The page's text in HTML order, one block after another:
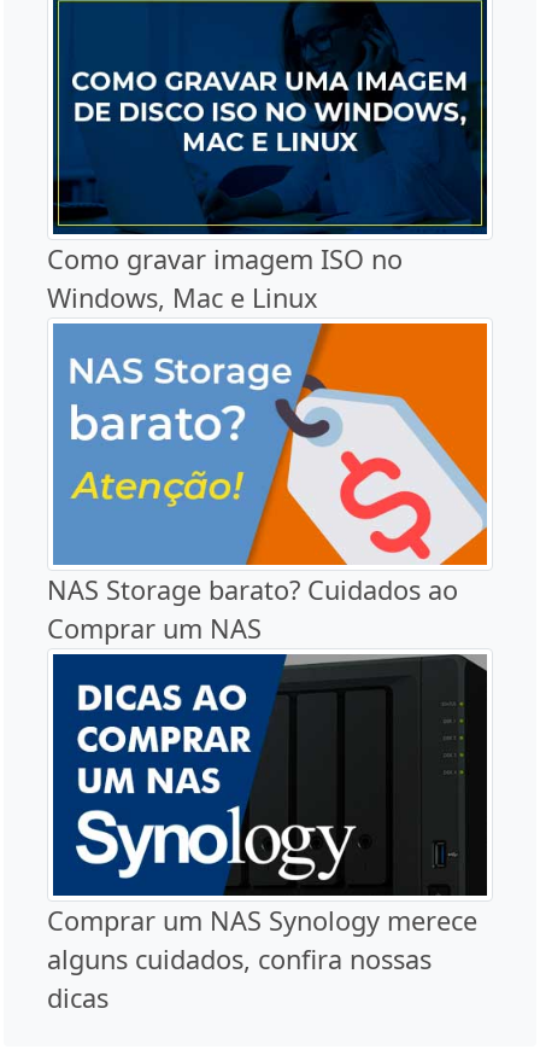
Como gravar imagem ISO no
Windows, Mac e Linux
NAS Storage barato? Cuidados ao
Comprar um NAS
Comprar um NAS Synology merece
alguns cuidados, confira nossas
dicas